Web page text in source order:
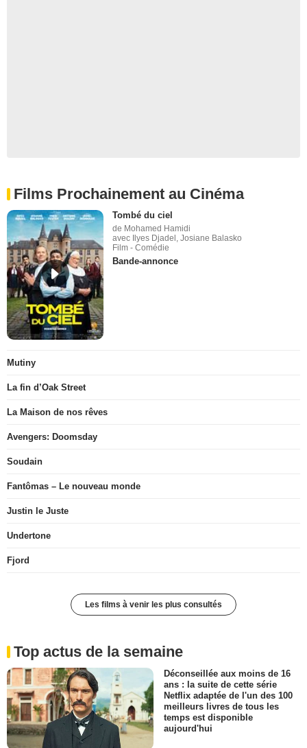
Films Prochainement au Cinéma
Tombé du ciel
de Mohamed Hamidi
avec Ilyes Djadel, Josiane Balasko
Film - Comédie
Bande-annonce
Mutiny
La fin d’Oak Street
La Maison de nos rêves
Avengers: Doomsday
Soudain
Fantômas – Le nouveau monde
Justin le Juste
Undertone
Fjord
Les films à venir les plus consultés
Top actus de la semaine
Déconseillée aux moins de 16
ans : la suite de cette série
Netflix adaptée de l'un des 100
meilleurs livres de tous les
temps est disponible
aujourd'hui